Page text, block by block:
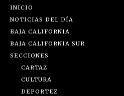
INICIO
NOTICIAS DEL DÍA
BAJA CALIFORNIA
BAJA CALIFORNIA SUR
SECCIONES
CARTAZ
CULTURA
DEPORTEZ